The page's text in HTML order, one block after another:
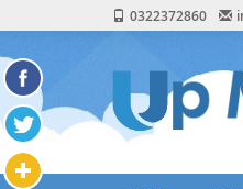
0322372860